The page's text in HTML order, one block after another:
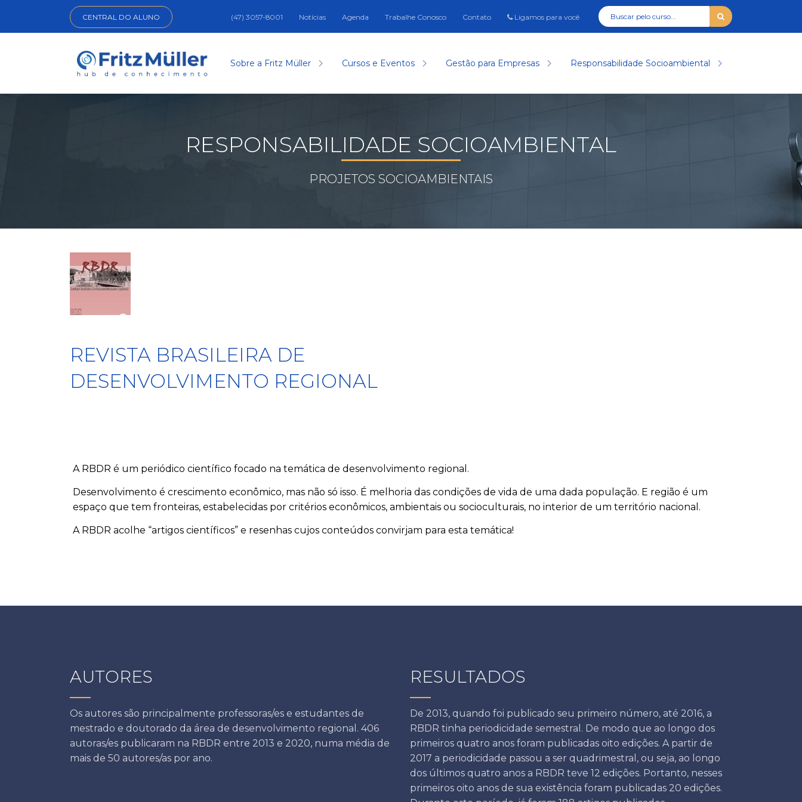
CENTRAL DO ALUNO (47) 3057-8001 Notícias Agenda Trabalhe Conosco Contato Ligamos para você
Sobre a Fritz Müller Cursos e Eventos Gestão para Empresas Responsabilidade Socioambiental
RESPONSABILIDADE SOCIOAMBIENTAL
PROJETOS SOCIOAMBIENTAIS
REVISTA BRASILEIRA DE
DESENVOLVIMENTO REGIONAL
A RBDR é um periódico científico focado na temática de desenvolvimento regional.
Desenvolvimento é crescimento econômico, mas não só isso. É melhoria das condições de vida de uma dada população. E região é um
espaço que tem fronteiras, estabelecidas por critérios econômicos, ambientais ou socioculturais, no interior de um território nacional.
A RBDR acolhe “artigos científicos” e resenhas cujos conteúdos convirjam para esta temática!
AUTORES
Os autores são principalmente professoras/es e estudantes de
mestrado e doutorado da área de desenvolvimento regional. 406
autoras/es publicaram na RBDR entre 2013 e 2020, numa média de
mais de 50 autores/as por ano.
RESULTADOS
De 2013, quando foi publicado seu primeiro número, até 2016, a
RBDR tinha periodicidade semestral. De modo que ao longo dos
primeiros quatro anos foram publicadas oito edições. A partir de
2017 a periodicidade passou a ser quadrimestral, ou seja, ao longo
dos últimos quatro anos a RBDR teve 12 edições. Portanto, nesses
primeiros oito anos de sua existência foram publicadas 20 edições.